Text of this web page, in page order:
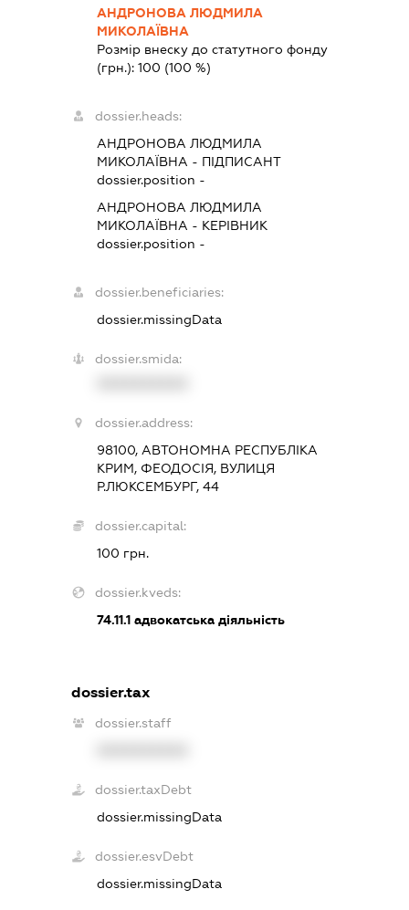
АНДРОНОВА ЛЮДМИЛА
МИКОЛАЇВНА
Розмір внеску до статутного фонду
(грн.):100 (100 %)
dossier.heads:
АНДРОНОВА ЛЮДМИЛА
МИКОЛАЇВНА - ПІДПИСАНТ
dossier.position -
АНДРОНОВА ЛЮДМИЛА
МИКОЛАЇВНА - КЕРІВНИК
dossier.position -
dossier.beneficiaries:
dossier.missingData
dossier.smida:
dossier.address:
98100, АВТОНОМНА РЕСПУБЛІКА
КРИМ, ФЕОДОСІЯ, ВУЛИЦЯ
Р.ЛЮКСЕМБУРГ, 44
dossier.capital:
100 грн.
dossier.kveds:
74.11.1 адвокатська діяльність
dossier.tax
dossier.staff
dossier.taxDebt
dossier.missingData
dossier.esvDebt
dossier.missingData